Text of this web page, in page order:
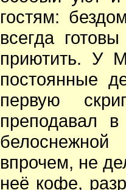
гостям:
всегда
приютить. У
постоянные
первую
преподавал
впрочем, не
неё кофе,